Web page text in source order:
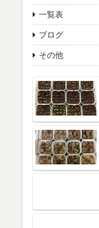
一覧表
ブログ
その他